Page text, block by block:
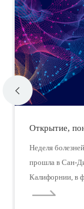
Открытие,
Неделя
прошла в Сан-
Калифорнии, в
деятельности.